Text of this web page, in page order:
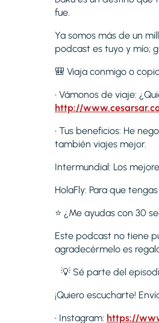
fue.
Ya somos más de un
podcast es tuyo y mío;
🎒 Viaja conmigo o
• Vámonos de viaje:
http://
• Tus beneficios: He
también viajes mejor.
Intermundial: Los
HolaFly: Para que
⭐ ¿Me ayudas con 30
Este podcast no tiene
agradecérmelo es
💡 Sé parte del
¡Quiero escucharte!
• Instagram: https://